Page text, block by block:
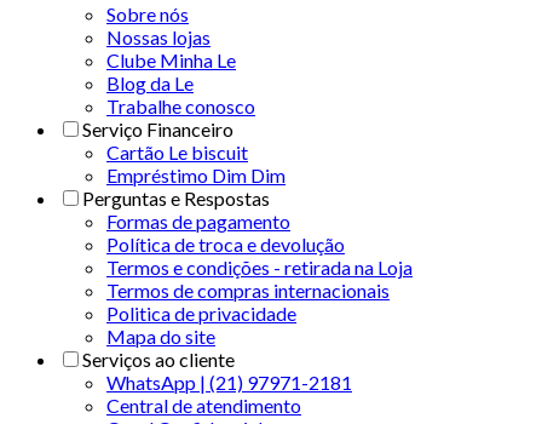
Sobre nós
Nossas lojas
Clube Minha Le
Blog da Le
Trabalhe conosco
Serviço Financeiro
Cartão Le biscuit
Empréstimo Dim Dim
Perguntas e Respostas
Formas de pagamento
Política de troca e devolução
Termos e condições - retirada na Loja
Termos de compras internacionais
Politica de privacidade
Mapa do site
Serviços ao cliente
WhatsApp | (21) 97971-2181
Central de atendimento